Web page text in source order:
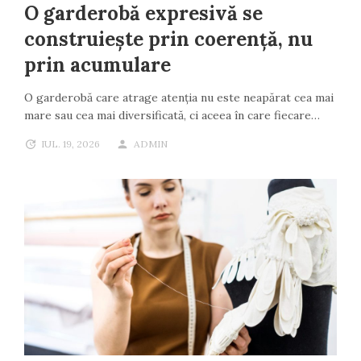
O garderobă expresivă se
construiește prin coerență, nu
prin acumulare
O garderobă care atrage atenția nu este neapărat cea mai
mare sau cea mai diversificată, ci aceea în care fiecare…
IUL. 19, 2026 ADMIN